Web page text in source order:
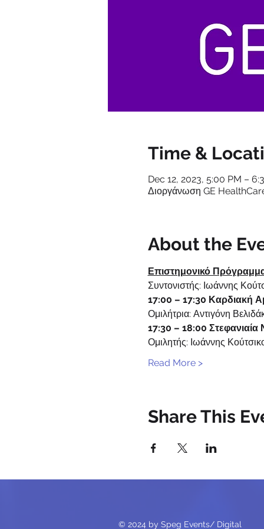
Time &
Dec 12, 2023, 5:00 PM –
Διοργάνωση GE
About the
Επιστημονικό
Συντονιστής: Ιωάννης
17:00 – 17:30 Καρδιακή
Ομιλήτρια: Αντιγόνη
17:30 – 18:00
Ομιλητής: Ιωάννης
Read More >
Share This
© 2024 by Speg Events/ Digital